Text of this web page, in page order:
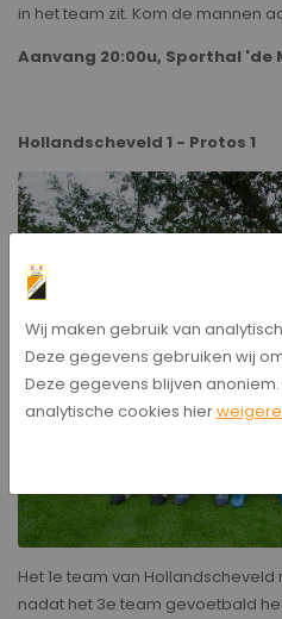
in het team zit. Kom de mannen
Aanvang 20:00u, Sporthal 'de
Hollandscheveld 1 - Protos 1
Het 1e team van
nadat het 3e team gevoetbald
Wij maken gebruik van
Deze gegevens gebruiken wij
Deze gegevens blijven
analytische cookies hier